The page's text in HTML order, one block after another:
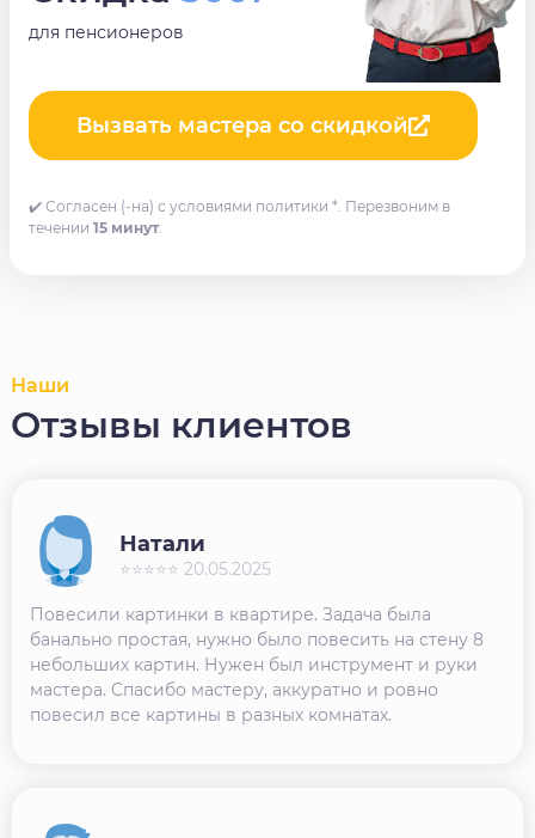
для пенсионеров
Вызвать мастера со скидкой
✔️ Согласен (-на) с условиями политики *. Перезвоним в
течении 15 минут.
Наши
Отзывы клиентов
Повесили картинки в квартире. Задача была
банально простая, нужно было повесить на стену 8
небольших картин. Нужен был инструмент и руки
мастера. Спасибо мастеру, аккуратно и ровно
повесил все картины в разных комнатах.
Натали
⭐⭐⭐⭐⭐ 20.05.2025